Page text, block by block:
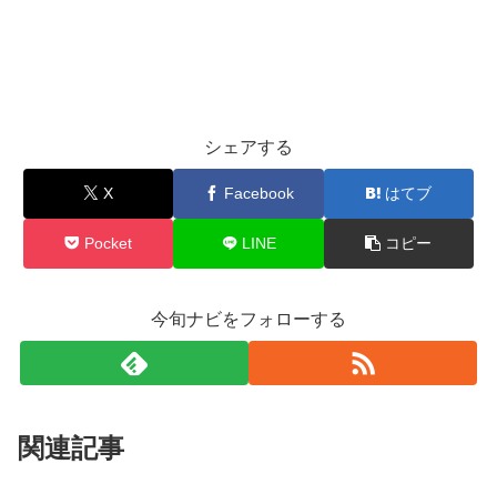
シェアする
X Facebook はてブ
Pocket LINE コピー
今旬ナビをフォローする
関連記事